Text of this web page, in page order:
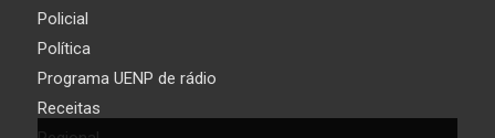
Policial
Política
Programa UENP de rádio
Receitas